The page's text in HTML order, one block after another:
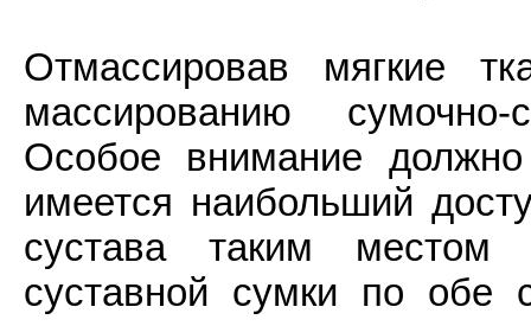
Отмассировав мягкие
массированию сумочно-
Особое внимание
имеется наибольший
сустава таким местом
суставной сумки по обе